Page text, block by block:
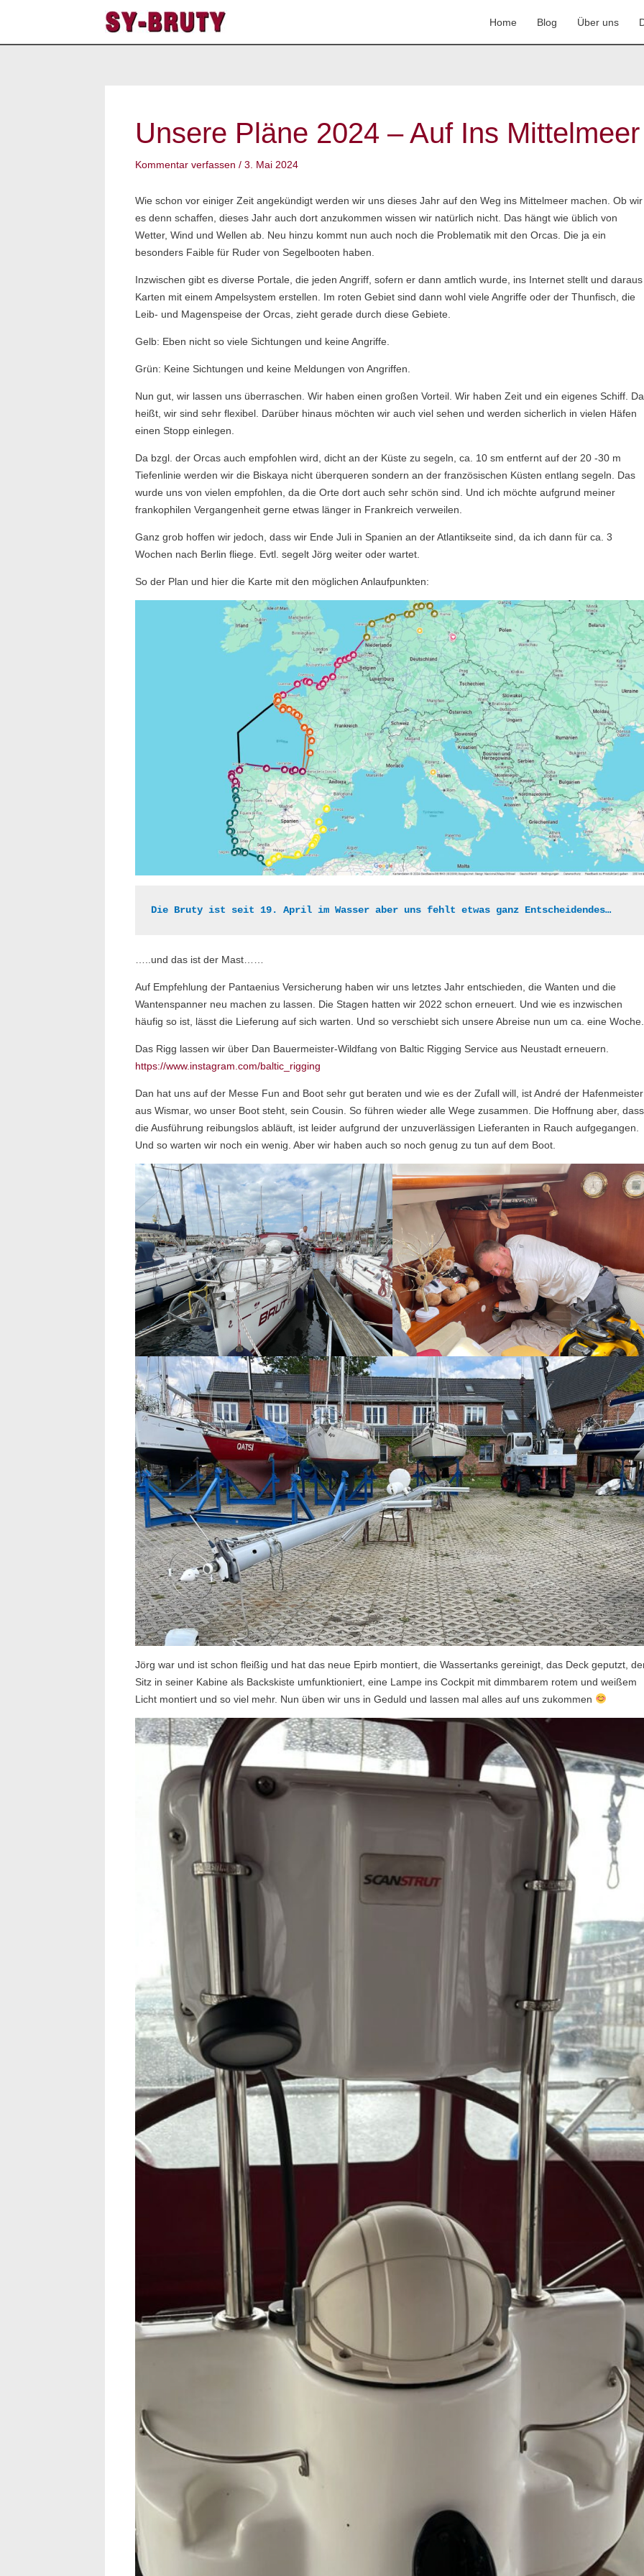
springen
Home Blog Über uns
Unsere Pläne 2024 – Auf Ins Mittelmeer
Kommentar verfassen / 3. Mai 2024
Wie schon vor einiger Zeit angekündigt werden wir uns dieses Jahr auf den Weg ins Mittelmeer machen. Ob wir
es denn schaffen, dieses Jahr auch dort anzukommen wissen wir natürlich nicht. Das hängt wie üblich von
Wetter, Wind und Wellen ab. Neu hinzu kommt nun auch noch die Problematik mit den Orcas. Die ja ein
besonders Faible für Ruder von Segelbooten haben.
Inzwischen gibt es diverse Portale, die jeden Angriff, sofern er dann amtlich wurde, ins Internet stellt und daraus
Karten mit einem Ampelsystem erstellen. Im roten Gebiet sind dann wohl viele Angriffe oder der Thunfisch, die
Leib- und Magenspeise der Orcas, zieht gerade durch diese Gebiete.
Gelb: Eben nicht so viele Sichtungen und keine Angriffe.
Grün: Keine Sichtungen und keine Meldungen von Angriffen.
Nun gut, wir lassen uns überraschen. Wir haben einen großen Vorteil. Wir haben Zeit und ein eigenes Schiff.
heißt, wir sind sehr flexibel. Darüber hinaus möchten wir auch viel sehen und werden sicherlich in vielen Häfen
einen Stopp einlegen.
Da bzgl. der Orcas auch empfohlen wird, dicht an der Küste zu segeln, ca. 10 sm entfernt auf der 20 -30 m
Tiefenlinie werden wir die Biskaya nicht überqueren sondern an der französischen Küsten entlang segeln. Das
wurde uns von vielen empfohlen, da die Orte dort auch sehr schön sind. Und ich möchte aufgrund meiner
frankophilen Vergangenheit gerne etwas länger in Frankreich verweilen.
Ganz grob hoffen wir jedoch, dass wir Ende Juli in Spanien an der Atlantikseite sind, da ich dann für ca. 3
Wochen nach Berlin fliege. Evtl. segelt Jörg weiter oder wartet.
So der Plan und hier die Karte mit den möglichen Anlaufpunkten:
Die Bruty ist seit 19. April im Wasser aber uns fehlt etwas ganz Entscheidendes…
…..und das ist der Mast……
Auf Empfehlung der Pantaenius Versicherung haben wir uns letztes Jahr entschieden, die Wanten und die
Wantenspanner neu machen zu lassen. Die Stagen hatten wir 2022 schon erneuert. Und wie es inzwischen
häufig so ist, lässt die Lieferung auf sich warten. Und so verschiebt sich unsere Abreise nun um ca. eine Woche.
Das Rigg lassen wir über Dan Bauermeister-Wildfang von Baltic Rigging Service aus Neustadt erneuern.
https://www.instagram.com/baltic_rigging
Dan hat uns auf der Messe Fun and Boot sehr gut beraten und wie es der Zufall will, ist André der Hafenmeister
aus Wismar, wo unser Boot steht, sein Cousin. So führen wieder alle Wege zusammen. Die Hoffnung aber, dass
die Ausführung reibungslos abläuft, ist leider aufgrund der unzuverlässigen Lieferanten in Rauch aufgegangen.
Und so warten wir noch ein wenig. Aber wir haben auch so noch genug zu tun auf dem Boot.
Jörg war und ist schon fleißig und hat das neue Epirb montiert, die Wassertanks gereinigt, das Deck geputzt,
Sitz in seiner Kabine als Backskiste umfunktioniert, eine Lampe ins Cockpit mit dimmbarem rotem und weißem
Licht montiert und so viel mehr. Nun üben wir uns in Geduld und lassen mal alles auf uns zukommen